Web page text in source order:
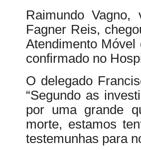
Raimundo
Fagner Reis,
Atendimento
confirmado no
O delegado
“Segundo as
por uma grande
morte, estamos
testemunhas para